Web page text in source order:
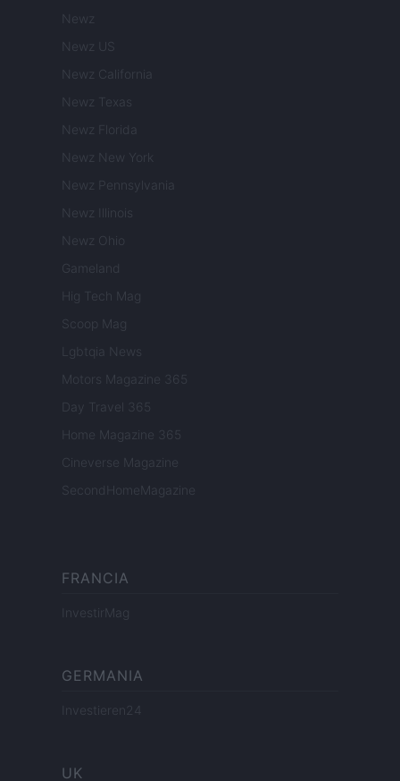
Newz
Newz US
Newz California
Newz Texas
Newz Florida
Newz New York
Newz Pennsylvania
Newz Illinois
Newz Ohio
Gameland
Hig Tech Mag
Scoop Mag
Lgbtqia News
Motors Magazine 365
Day Travel 365
Home Magazine 365
Cineverse Magazine
SecondHomeMagazine
FRANCIA
InvestirMag
GERMANIA
Investieren24
UK